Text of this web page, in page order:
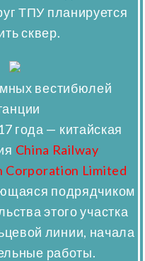
ТПУ планируется
сквер.
вестибюлей
года — китайская
China Railway
Corporation Limited
подрядчиком
этого участка
линии, начала
работы.